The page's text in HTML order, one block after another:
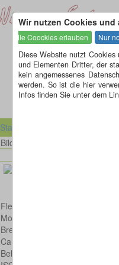
Wir nutzen Cookies und
Diese Website nutzt
und Elementen Dritter, der
kein angemessenes
werden. So ist die hier
Infos finden Sie unter dem
Startseite
Bild 61 von 1269
Fleissige Biene
Model: Canon EOS 6D
Brennweite: 100mm
Canon EF 100mm 2,8 L IS
Belichtungsdauer : 1/160